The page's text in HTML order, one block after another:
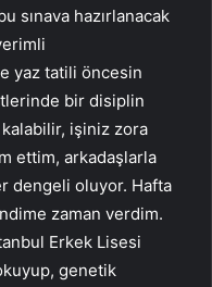
sınava hazırlanacak
yaz tatili öncesin
bir disiplin
işiniz zora
ettim, arkadaşlarla
dengeli oluyor. Hafta
zaman verdim.
Erkek Lisesi
genetik